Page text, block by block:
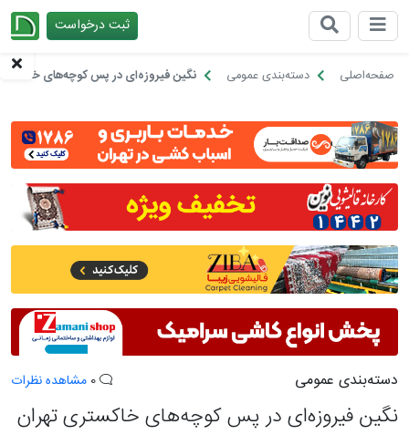
ثبت درخواست
صفحه‌اصلی دسته‌بندی عمومی نگین فیروزه‌ای در پس کوچه‌های
دسته‌بندی عمومی مشاهده نظرات
نگین فیروزه‌ای در پس کوچه‌های خاکستری تهران